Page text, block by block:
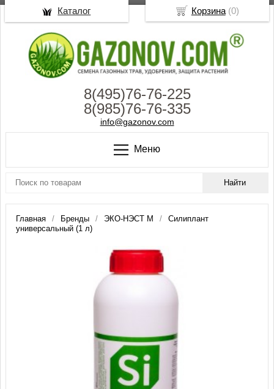
8(495)76-76-225
8(985)76-76-335
info@gazonov.com
Меню
Главная Бренды ЭКО-НЭСТ М
Силиплант
универсальный (1 л)
Корзина(0)
Каталог